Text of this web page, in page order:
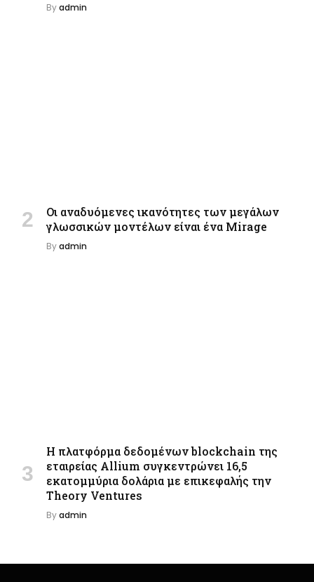
Byadmin
Οι αναδυόμενες ικανότητες των μεγάλων
γλωσσικών μοντέλων είναι ένα Mirage
Byadmin
Η πλατφόρμα δεδομένων blockchain της
εταιρείας Allium συγκεντρώνει 16,5
εκατομμύρια δολάρια με επικεφαλής την
Theory Ventures
Byadmin